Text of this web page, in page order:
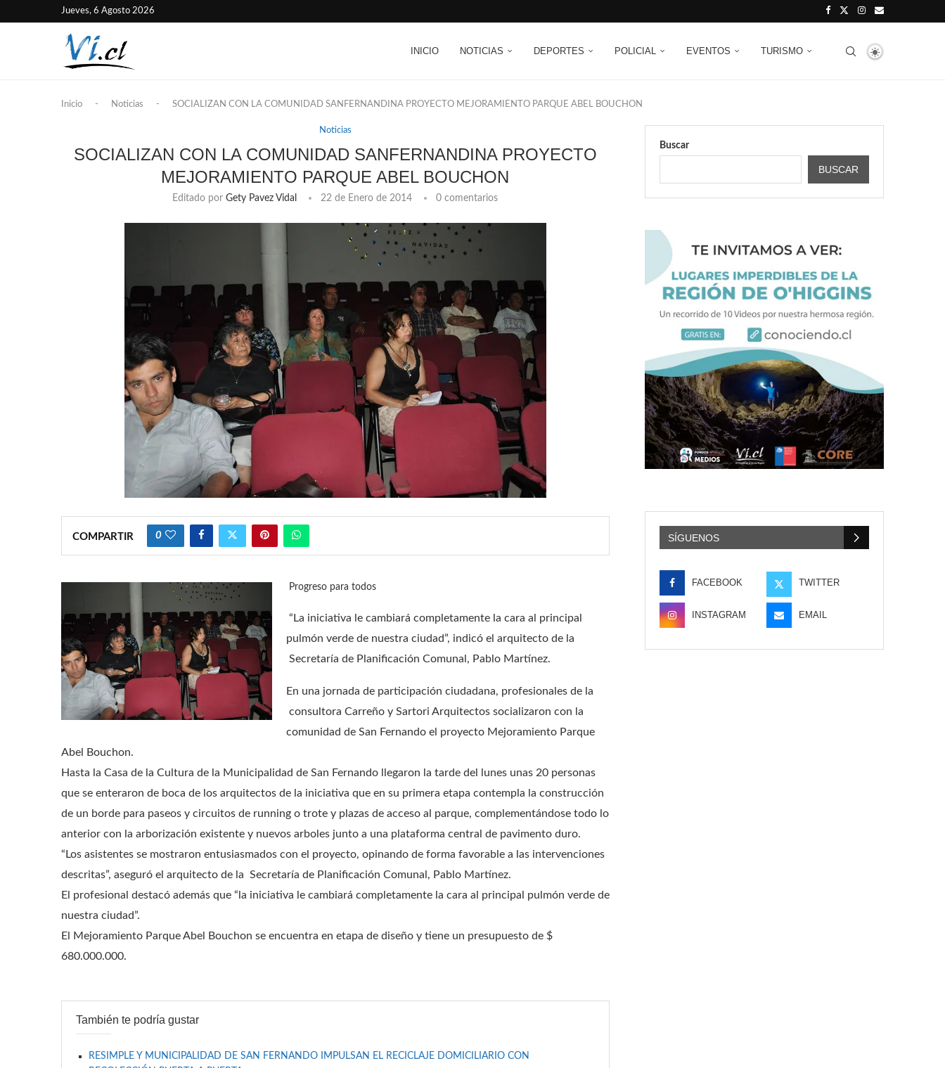
Jueves, 6 Agosto 2026
INICIO NOTICIAS DEPORTES POLICIAL EVENTOS TURISMO
Inicio - Noticias - SOCIALIZAN CON LA COMUNIDAD SANFERNANDINA PROYECTO MEJORAMIENTO PARQUE ABEL BOUCHON
Noticias
SOCIALIZAN CON LA COMUNIDAD SANFERNANDINA PROYECTO
MEJORAMIENTO PARQUE ABEL BOUCHON
Editado porGety Pavez Vidal 22 de Enero de 2014 0 comentarios
COMPARTIR 0
Progreso para todos
“La iniciativa le cambiará completamente la cara al principal
pulmón verde de nuestra ciudad”, indicó el arquitecto de la
Secretaría de Planificación Comunal, Pablo Martínez.
En una jornada de participación ciudadana, profesionales de la
consultora Carreño y Sartori Arquitectos socializaron con la
comunidad de San Fernando el proyecto Mejoramiento Parque
Abel Bouchon.
Hasta la Casa de la Cultura de la Municipalidad de San Fernando llegaron la tarde del lunes unas 20 personas
que se enteraron de boca de los arquitectos de la iniciativa que en su primera etapa contempla la construcción
de un borde para paseos y circuitos de running o trote y plazas de acceso al parque, complementándose todo lo
anterior con la arborización existente y nuevos arboles junto a una plataforma central de pavimento duro.
“Los asistentes se mostraron entusiasmados con el proyecto, opinando de forma favorable a las intervenciones
descritas”, aseguró el arquitecto de la Secretaría de Planificación Comunal, Pablo Martínez.
El profesional destacó además que “la iniciativa le cambiará completamente la cara al principal pulmón verde de
nuestra ciudad”.
El Mejoramiento Parque Abel Bouchon se encuentra en etapa de diseño y tiene un presupuesto de $
680.000.000.
También te podría gustar
RESIMPLE Y MUNICIPALIDAD DE SAN FERNANDO IMPULSAN EL RECICLAJE DOMICILIARIO CON
Buscar
BUSCAR
SÍGUENOS
FACEBOOK TWITTER
INSTAGRAM EMAIL